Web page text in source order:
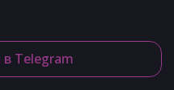
Telegram